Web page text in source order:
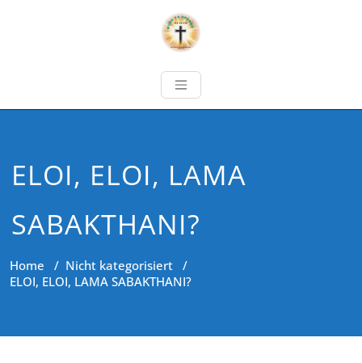
ELOI, ELOI, LAMA
SABAKTHANI?
Home / Nicht kategorisiert /
ELOI, ELOI, LAMA SABAKTHANI?